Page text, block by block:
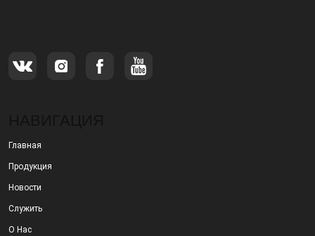
Главная
Продукция
Новости
Служить
О Нас